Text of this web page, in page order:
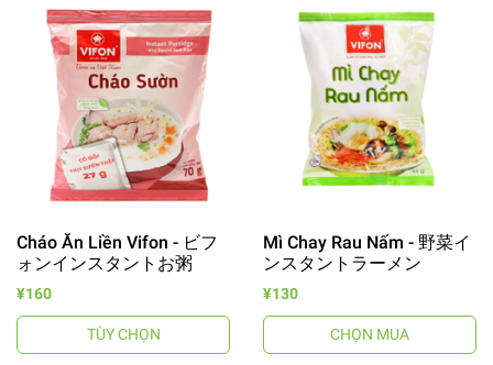
Cháo Ăn Liền Vifon - ビフ
ォンインスタントお粥
¥160
TÙY CHỌN
Mì Chay Rau Nấm - 野菜イ
ンスタントラーメン
¥130
CHỌN MUA